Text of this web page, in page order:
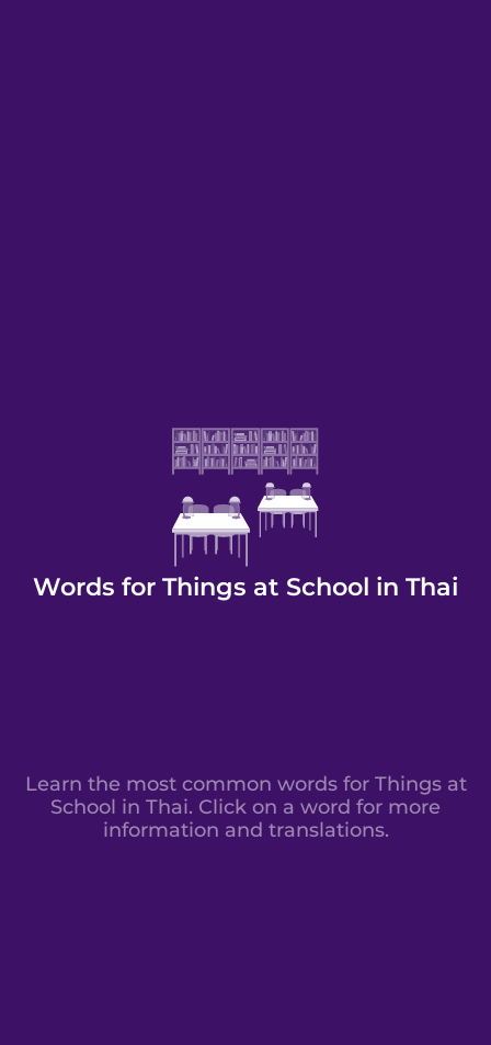
Words for Things at School in Thai
Learn the most common words for Things at
School in Thai. Click on a word for more
information and translations.